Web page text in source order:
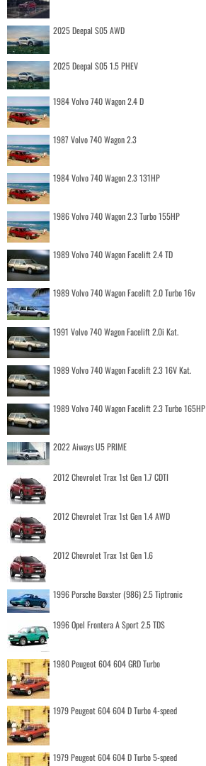
2025 Deepal S05 AWD
2025 Deepal S05 1.5 PHEV
1984 Volvo 740 Wagon 2.4 D
1987 Volvo 740 Wagon 2.3
1984 Volvo 740 Wagon 2.3 131HP
1986 Volvo 740 Wagon 2.3 Turbo 155HP
1989 Volvo 740 Wagon Facelift 2.4 TD
1989 Volvo 740 Wagon Facelift 2.0 Turbo 16v
1991 Volvo 740 Wagon Facelift 2.0i Kat.
1989 Volvo 740 Wagon Facelift 2.3 16V Kat.
1989 Volvo 740 Wagon Facelift 2.3 Turbo 165HP
2022 Aiways U5 PRIME
2012 Chevrolet Trax 1st Gen 1.7 CDTI
2012 Chevrolet Trax 1st Gen 1.4 AWD
2012 Chevrolet Trax 1st Gen 1.6
1996 Porsche Boxster (986) 2.5 Tiptronic
1996 Opel Frontera A Sport 2.5 TDS
1980 Peugeot 604 604 GRD Turbo
1979 Peugeot 604 604 D Turbo 4-speed
1979 Peugeot 604 604 D Turbo 5-speed